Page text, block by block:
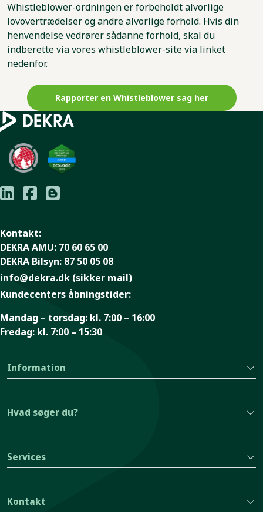
Whistleblower-ordningen er forbeholdt alvorlige
lovovertrædelser og andre alvorlige forhold. Hvis din
henvendelse vedrører sådanne forhold, skal du
indberette via vores whistleblower-site via linket
nedenfor.
Rapporter en Whistleblower sag her
Kontakt:
DEKRA AMU: 70 60 65 00
DEKRA Bilsyn: 87 50 05 08
info@dekra.dk (sikker mail)
Kundecenters åbningstider:
Mandag – torsdag: kl. 7:00 – 16:00
Fredag: kl. 7:00 – 15:30
Information
Hvad søger du?
Services
Kontakt